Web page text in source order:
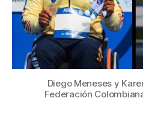
Diego Meneses y
Federación